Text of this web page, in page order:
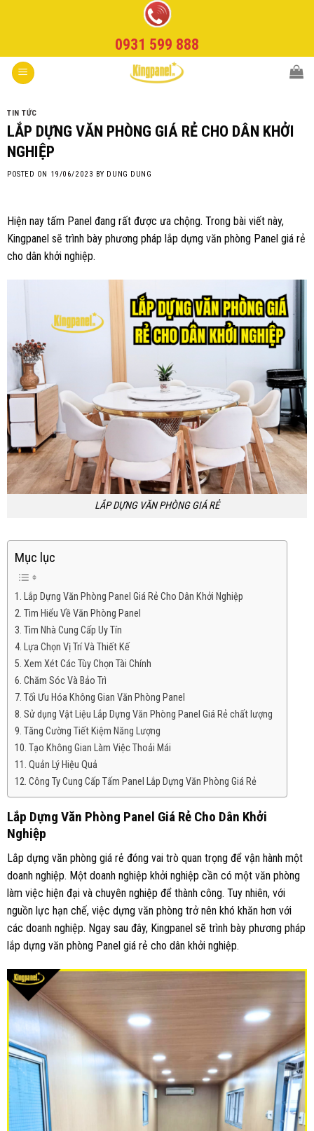
0931 599 888
TIN TỨC
LẮP DỰNG VĂN PHÒNG GIÁ RẺ CHO DÂN KHỞI
NGHIỆP
POSTED ON 19/06/2023 BY DUNG DUNG
Hiện nay tấm Panel đang rất được ưa chộng. Trong bài viết này,
Kingpanel sẽ trình bày phương pháp lắp dựng văn phòng Panel giá rẻ
cho dân khởi nghiệp.
LẮP DỰNG VĂN PHÒNG GIÁ RẺ
Mục lục
Lắp Dựng Văn Phòng Panel Giá Rẻ Cho Dân Khởi Nghiệp
Tìm Hiểu Về Văn Phòng Panel
Tìm Nhà Cung Cấp Uy Tín
Lựa Chọn Vị Trí Và Thiết Kế
Xem Xét Các Tùy Chọn Tài Chính
Chăm Sóc Và Bảo Trì
Tối Ưu Hóa Không Gian Văn Phòng Panel
Sử dụng Vật Liệu Lắp Dựng Văn Phòng Panel Giá Rẻ chất lượng
Tăng Cường Tiết Kiệm Năng Lượng
Tạo Không Gian Làm Việc Thoải Mái
Quản Lý Hiệu Quả
Công Ty Cung Cấp Tấm Panel Lắp Dựng Văn Phòng Giá Rẻ
Lắp Dựng Văn Phòng Panel Giá Rẻ Cho Dân Khởi
Nghiệp
Lắp dựng văn phòng giá rẻ đóng vai trò quan trọng để vận hành một
doanh nghiệp. Một doanh nghiệp khởi nghiệp cần có một văn phòng
làm việc hiện đại và chuyên nghiệp để thành công. Tuy nhiên, với
nguồn lực hạn chế, việc dựng văn phòng trở nên khó khăn hơn với
các doanh nghiệp. Ngay sau đây, Kingpanel sẽ trình bày phương pháp
lắp dựng văn phòng Panel giá rẻ cho dân khởi nghiệp.